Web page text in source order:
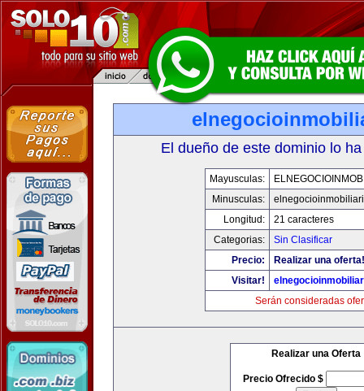
El dueño de este dominio lo
Mayusculas:
Minusculas:
Longitud:
21 caracteres
Categorias:
Sin Clasificar
Precio:
Realizar una oferta!
Visitar!
Serán consideradas
Realizar una Oferta
Precio Ofrecido $